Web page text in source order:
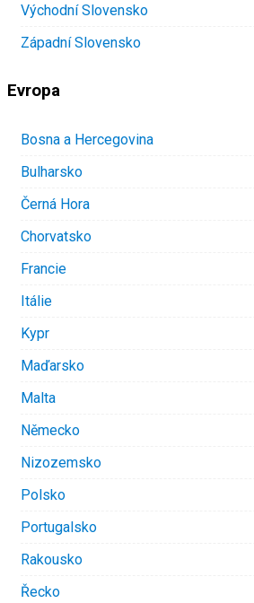
Východní Slovensko
Západní Slovensko
Evropa
Bosna a Hercegovina
Bulharsko
Černá Hora
Chorvatsko
Francie
Itálie
Kypr
Maďarsko
Malta
Německo
Nizozemsko
Polsko
Portugalsko
Rakousko
Řecko